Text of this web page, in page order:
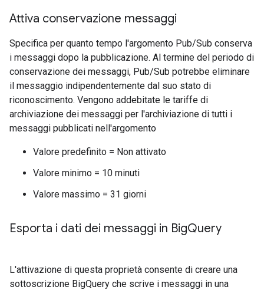
Attiva conservazione messaggi
Specifica per quanto tempo l'argomento Pub/Sub conserva
i messaggi dopo la pubblicazione. Al termine del periodo di
conservazione dei messaggi, Pub/Sub potrebbe eliminare
il messaggio indipendentemente dal suo stato di
riconoscimento. Vengono addebitate le tariffe di
archiviazione dei messaggi per l'archiviazione di tutti i
messaggi pubblicati nell'argomento
Valore predefinito = Non attivato
Valore minimo = 10 minuti
Valore massimo = 31 giorni
Esporta i dati dei messaggi in BigQuery
L'attivazione di questa proprietà consente di creare una
sottoscrizione BigQuery che scrive i messaggi in una